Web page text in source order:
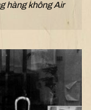
hàng không Air